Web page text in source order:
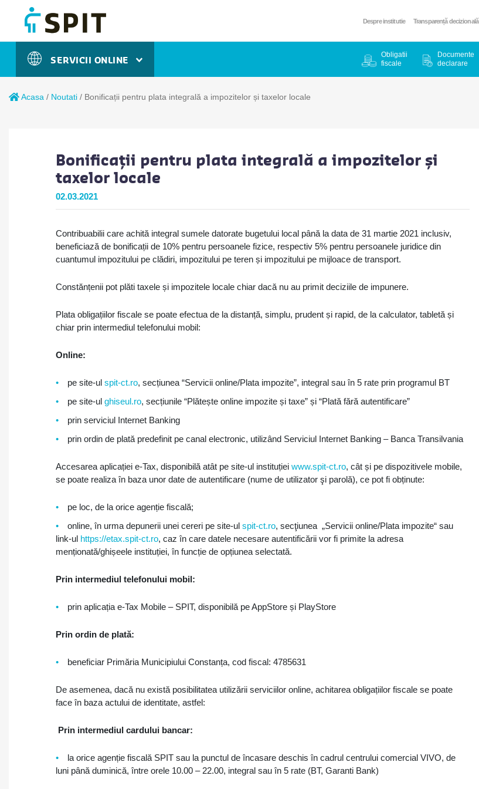
Despre institutie Transparență decizională
SERVICII ONLINE
Obligatii
fiscale
Documente
declarare
Acasa / Noutati / Bonificații pentru plata integrală a impozitelor și taxelor locale
Bonificații pentru plata integrală a impozitelor și
taxelor locale
02.03.2021
Contribuabilii care achită integral sumele datorate bugetului local până la data de 31 martie 2021 inclusiv,
beneficiază de bonificații de 10% pentru persoanele fizice, respectiv 5% pentru persoanele juridice din
cuantumul impozitului pe clădiri, impozitului pe teren și impozitului pe mijloace de transport.
Constănțenii pot plăti taxele și impozitele locale chiar dacă nu au primit deciziile de impunere.
Plata obligațiilor fiscale se poate efectua de la distanță, simplu, prudent și rapid, de la calculator, tabletă și
chiar prin intermediul telefonului mobil:
Online:
pe site-ul spit-ct.ro, secțiunea “Servicii online/Plata impozite”, integral sau în 5 rate prin programul BT
pe site-ul ghiseul.ro, secțiunile “Plătește online impozite și taxe” și “Plată fără autentificare”
prin serviciul Internet Banking
prin ordin de plată predefinit pe canal electronic, utilizând Serviciul Internet Banking – Banca Transilvania
Accesarea aplicației e-Tax, disponibilă atât pe site-ul instituției www.spit-ct.ro, cât și pe dispozitivele mobile,
se poate realiza în baza unor date de autentificare (nume de utilizator şi parolă), ce pot fi obținute:
pe loc, de la orice agenție fiscală;
online, în urma depunerii unei cereri pe site-ul spit-ct.ro, secţiunea „Servicii online/Plata impozite“ sau
link-ul https://etax.spit-ct.ro, caz în care datele necesare autentificării vor fi primite la adresa
menționată/ghișeele instituției, în funcție de opțiunea selectată.
Prin intermediul telefonului mobil:
prin aplicația e-Tax Mobile – SPIT, disponibilă pe AppStore și PlayStore
Prin ordin de plată:
beneficiar Primăria Municipiului Constanța, cod fiscal: 4785631
De asemenea, dacă nu există posibilitatea utilizării serviciilor online, achitarea obligațiilor fiscale se poate
face în baza actului de identitate, astfel:
Prin intermediul cardului bancar:
la orice agenție fiscală SPIT sau la punctul de încasare deschis în cadrul centrului comercial VIVO, de
luni până duminică, între orele 10.00 – 22.00, integral sau în 5 rate (BT, Garanti Bank)